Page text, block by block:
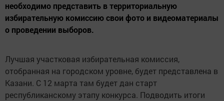
необходимо представить в территориальную
избирательную комиссию свои фото и видеоматериалы
о проведении выборов.
Лучшая участковая избирательная комиссия,
отобранная на городском уровне, будет представлена в
Казани. С 12 марта там будет дан старт
республиканскому этапу конкурса. Подводить итоги